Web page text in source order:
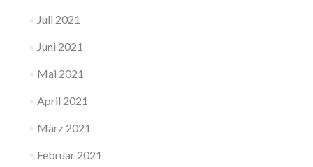
Juli 2021
Juni 2021
Mai 2021
April 2021
März 2021
Februar 2021